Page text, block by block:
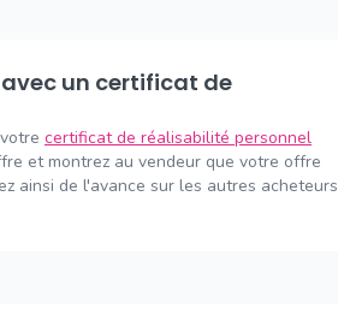
certificat de réalisabilité personnel
et montrez au vendeur que votre offre
ainsi de l'avance sur les autres acheteurs